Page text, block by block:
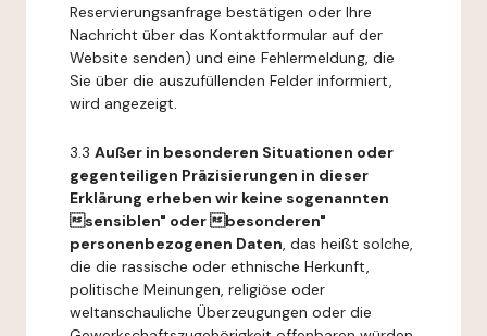
Reservierungsanfrage bestätigen oder Ihre
Nachricht über das Kontaktformular auf der
Website senden) und eine Fehlermeldung, die
Sie über die auszufüllenden Felder informiert,
wird angezeigt.
3.3 Außer in besonderen Situationen oder
gegenteiligen Präzisierungen in dieser
Erklärung erheben wir keine sogenannten
sensiblen" oder besonderen"
personenbezogenen Daten, das heißt solche,
die die rassische oder ethnische Herkunft,
politische Meinungen, religiöse oder
weltanschauliche Überzeugungen oder die